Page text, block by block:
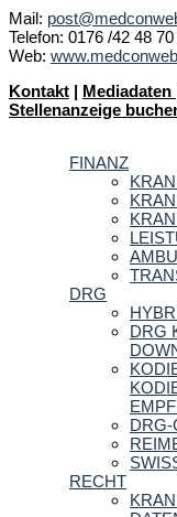
Mail:
Telefon: 0176 /42 48
Web:
Kontakt | Mediadaten
Stellenanzeige
FINANZ
DRG
DRG
DRG-
RECHT